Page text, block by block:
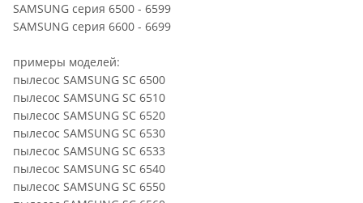
SAMSUNG серия 6500 - 6599
SAMSUNG серия 6600 - 6699
примеры моделей:
пылесос SAMSUNG SC 6500
пылесос SAMSUNG SC 6510
пылесос SAMSUNG SC 6520
пылесос SAMSUNG SC 6530
пылесос SAMSUNG SC 6533
пылесос SAMSUNG SC 6540
пылесос SAMSUNG SC 6550